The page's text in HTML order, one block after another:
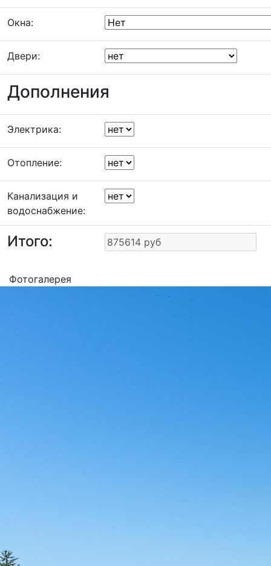
Окна:
Двери:
Дополнения
Электрика:
Отопление:
Канализация и
водоснабжение:
Итого:
Фотогалерея